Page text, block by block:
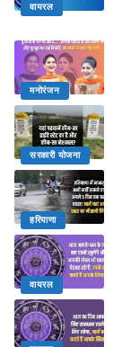
वायरल
मनोरंजन
सरकारी योजना
हरियाणा
वायरल